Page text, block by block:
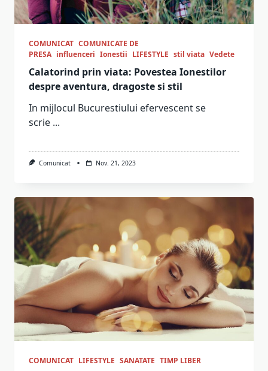
COMUNICAT COMUNICATE DE
PRESA influenceri Ionestii LIFESTYLE stil viata Vedete
Calatorind prin viata: Povestea Ionestilor
despre aventura, dragoste si stil
In mijlocul Bucurestiului efervescent se
scrie ...
Comunicat Nov. 21, 2023
COMUNICAT LIFESTYLE SANATATE TIMP LIBER